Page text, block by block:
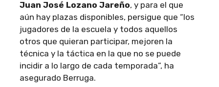
Juan José Lozano Jareño, y para el que
aún hay plazas disponibles, persigue que “los
jugadores de la escuela y todos aquellos
otros que quieran participar, mejoren la
técnica y la táctica en la que no se puede
incidir a lo largo de cada temporada”, ha
asegurado Berruga.